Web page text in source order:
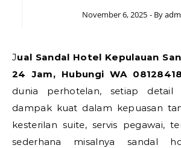
November 6, 2025 - By
Jual Sandal Hotel Kepulauan Sangihe Siap Kirim
24 Jam, Hubungi WA
dunia perhotelan, setiap detail
dampak kuat dalam kepuasan
kesterilan suite, servis pegawai,
sederhana misalnya sandal